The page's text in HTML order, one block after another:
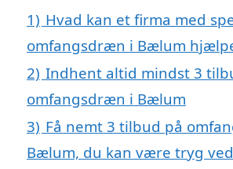
1) Hvad kan et firma med
omfangsdræn i Bælum
2) Indhent altid mindst 3
omfangsdræn i Bælum
3) Få nemt 3 tilbud på
Bælum, du kan være tryg ved